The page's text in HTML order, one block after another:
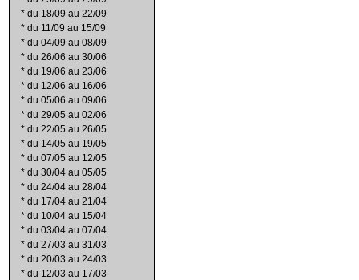
* du 18/09 au 22/09
* du 11/09 au 15/09
* du 04/09 au 08/09
* du 26/06 au 30/06
* du 19/06 au 23/06
* du 12/06 au 16/06
* du 05/06 au 09/06
* du 29/05 au 02/06
* du 22/05 au 26/05
* du 14/05 au 19/05
* du 07/05 au 12/05
* du 30/04 au 05/05
* du 24/04 au 28/04
* du 17/04 au 21/04
* du 10/04 au 15/04
* du 03/04 au 07/04
* du 27/03 au 31/03
* du 20/03 au 24/03
* du 12/03 au 17/03